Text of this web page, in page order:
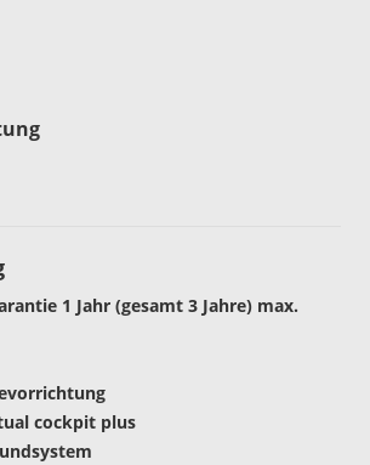
1 Jahr (gesamt 3 Jahre) max.
cockpit plus